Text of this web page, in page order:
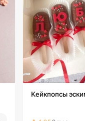
Кейкпопсы